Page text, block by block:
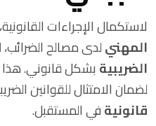
لاستكمال الإجراءات
المهنيلدى مصالح
الضريبية بشكل قانوني.
لضمان الامتثال للقوانين
قانونيةفي المستقبل.